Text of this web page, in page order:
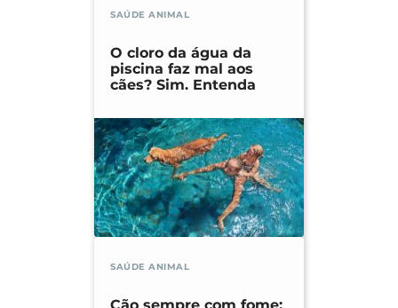
SAÚDE ANIMAL
O cloro da água da
piscina faz mal aos
cães? Sim. Entenda
SAÚDE ANIMAL